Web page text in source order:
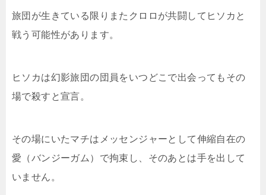
旅団が生きている限りまたクロロが共闘してヒソカと
戦う可能性があります。
ヒソカは幻影旅団の団員をいつどこで出会ってもその
場で殺すと宣言。
その場にいたマチはメッセンジャーとして伸縮自在の
愛（バンジーガム）で拘束し、そのあとは手を出して
いません。